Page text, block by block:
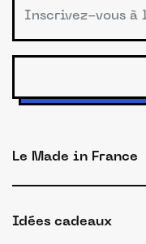
Le Made in France
Idées cadeaux